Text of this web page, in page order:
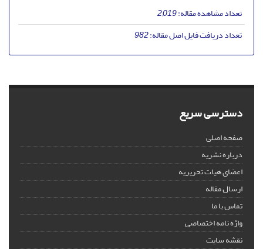
تعداد مشاهده مقاله:2,019
تعداد دریافت فایل اصل مقاله:982
دسترسی سریع
صفحه اصلی
درباره نشریه
اعضای هیات تحریریه
ارسال مقاله
تماس با ما
واژه نامه اختصاصی
نقشه سایت